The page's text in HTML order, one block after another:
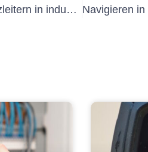
Wichtige Überlegungen zur Prüfung von Schutzleitern in industriellen Umgebungen